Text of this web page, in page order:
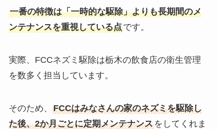
一番の特徴は「一時的な駆除」よりも長期間のメ
ンテナンスを重視している点です。
実際、FCCネズミ駆除は栃木の飲食店の衛生管理
を数多く担当しています。
そのため、 FCCはみなさんの家のネズミを駆除し
た後、2か月ごとに定期メンテナンスをしてくれま